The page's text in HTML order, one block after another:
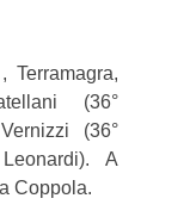
Terramagra,
(36°
(36°
A
Coppola.